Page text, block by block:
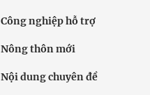
Công nghiệp hỗ trợ
Nông thôn mới
Nội dung chuyên đề